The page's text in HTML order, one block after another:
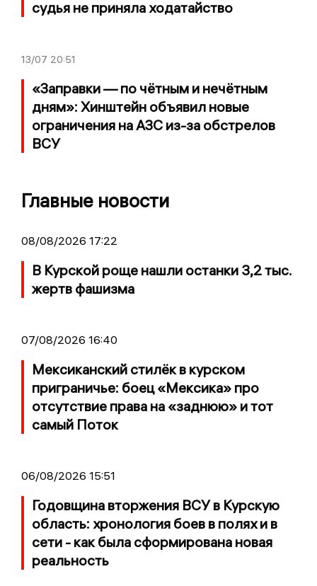
судья не приняла ходатайство
13/07 20:51
«Заправки — по чётным и нечётным
дням»: Хинштейн объявил новые
ограничения на АЗС из-за обстрелов
ВСУ
Главные новости
08/08/2026 17:22
В Курской роще нашли останки 3,2 тыс.
жертв фашизма
07/08/2026 16:40
Мексиканский стилёк в курском
приграничье: боец «Мексика» про
отсутствие права на «заднюю» и тот
самый Поток
06/08/2026 15:51
Годовщина вторжения ВСУ в Курскую
область: хронология боев в полях и в
сети - как была сформирована новая
реальность